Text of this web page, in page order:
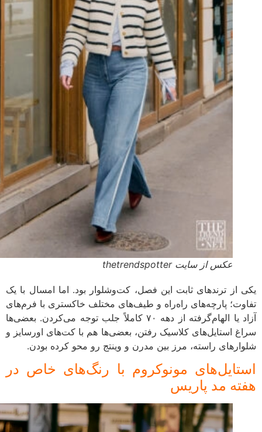
عکس از سایت thetrendspotter
یکی از ترندهای ثابت این فصل، کت‌و‌شلوار بود. اما امسال با یک
تفاوت؛ پارچه‌های راه‌راه و طیف‌های مختلف خاکستری با فرم‌های
آزاد یا الهام‌گرفته از دهه ۷۰ کاملاً جلب توجه می‌کردن. بعضی‌ها
سراغ استایل‌های کلاسیک رفتن، بعضی‌ها هم با کت‌های اورسایز و
شلوارهای راسته، مرز بین مدرن و وینتج رو محو کرده بودن.
استایل‌های مونوکروم با رنگ‌های خاص در
هفته مد پاریس